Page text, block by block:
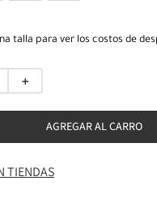
talla para ver los costos de
＋
AGREGAR AL CARRO
TIENDAS